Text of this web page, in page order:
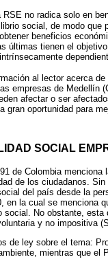
no radica solo en
social, de modo que
beneficios
tienen el
al lector acerca
empresas de Medellín
afectar o ser
oportunidad para
SOCIAL
de Colombia menciona
de los ciudadanos.
del país desde la
en la cual se menciona
No obstante,
y no impositiva
de ley sobre el tema:
mientras que el